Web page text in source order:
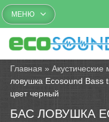
МЕНЮ
Главная »Акустические
ловушка Ecosound Bass
цвет черный
БАС ЛОВУШКА